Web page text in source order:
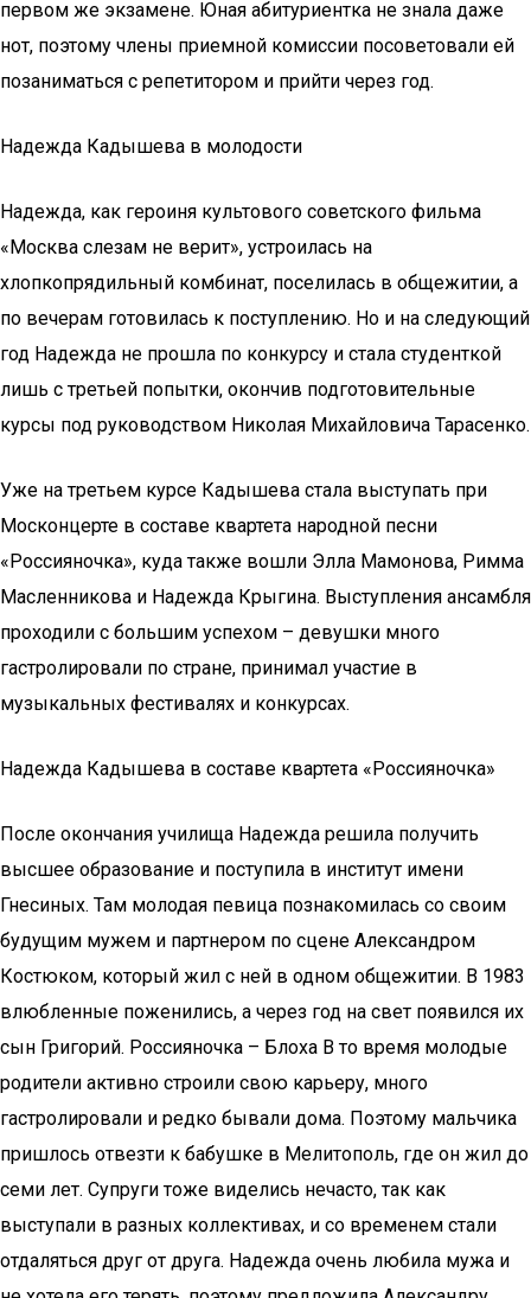
первом же экзамене. Юная абитуриентка не знала даже
нот, поэтому члены приемной комиссии посоветовали ей
позаниматься с репетитором и прийти через год.
Надежда Кадышева в молодости
Надежда, как героиня культового советского фильма
«Москва слезам не верит», устроилась на
хлопкопрядильный комбинат, поселилась в общежитии, а
по вечерам готовилась к поступлению. Но и на следующий
год Надежда не прошла по конкурсу и стала студенткой
лишь с третьей попытки, окончив подготовительные
курсы под руководством Николая Михайловича Тарасенко.
Уже на третьем курсе Кадышева стала выступать при
Москонцерте в составе квартета народной песни
«Россияночка», куда также вошли Элла Мамонова, Римма
Масленникова и Надежда Крыгина. Выступления ансамбля
проходили с большим успехом – девушки много
гастролировали по стране, принимал участие в
музыкальных фестивалях и конкурсах.
Надежда Кадышева в составе квартета «Россияночка»
После окончания училища Надежда решила получить
высшее образование и поступила в институт имени
Гнесиных. Там молодая певица познакомилась со своим
будущим мужем и партнером по сцене Александром
Костюком, который жил с ней в одном общежитии. В 1983
влюбленные поженились, а через год на свет появился их
сын Григорий. Россияночка – Блоха В то время молодые
родители активно строили свою карьеру, много
гастролировали и редко бывали дома. Поэтому мальчика
пришлось отвезти к бабушке в Мелитополь, где он жил до
семи лет. Супруги тоже виделись нечасто, так как
выступали в разных коллективах, и со временем стали
отдаляться друг от друга. Надежда очень любила мужа и